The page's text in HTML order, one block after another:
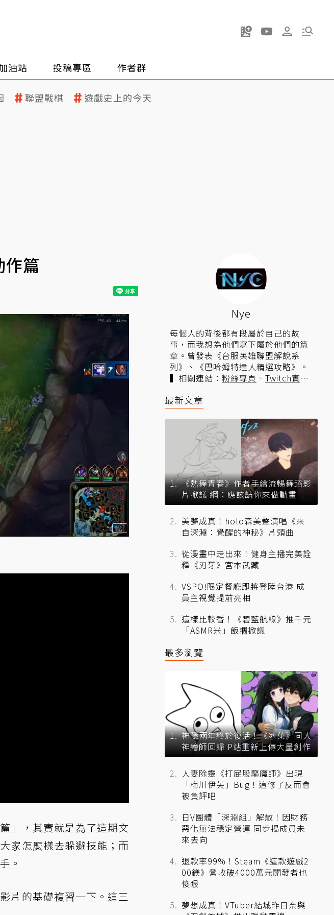
油站 投稿專區 作者群
聯盟戰棋 遊戲史上的今天
篇
」，其實就是為了這期文
家怎麼樣去躲避技能；而
。
片的基礎複習一下。這三
Nye
每個人的背後都有段屬於自己的故
事，而我想為他們寫下屬於他們的篇
章。曾發表《台服英雄聯盟解說系
列》、《巴哈姆特達人精選攻略》。
▍相關連結： 粉絲專頁 、 Twitch實
最新文章
《熱舞青春》作者手繪流暢舞蹈影
片掀議 網：應該請你來做動畫
美夢成真！holo森美聲演唱《來
自深淵：覺醒的神秘》片頭曲
從漫畫中走出來！健身主播完美詮
釋《刃牙》宮本武藏
VSPO!限定餐廳即將登陸台港 成
員主視覺提前亮相
這樣比較香！《碧藍航線》推千元
「ASMR米」飯糰掀議
最多瀏覽
神隱兩年終於復活！《冰菓》同人
神繪師回歸 P站重新上傳大量創作
人妻除靈《打屁股驅魔師》出現
「梅川伊芙」Bug！這修了反而會
被負評吧
日V團體「深淵組」解散！因財務
惡化無法穩定營運 同步揭成員未
來去向
退款率99%！Steam《這款遊戲2
00鎂》營收破4000萬元開發者也
傻眼
夢想成真！VTuber結城昨日奈與